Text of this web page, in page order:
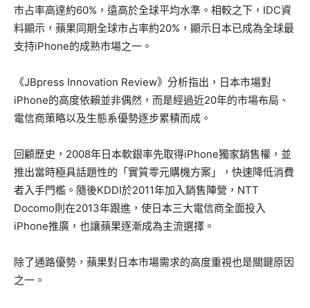
市占率高達約60%，遠高於全球平均水準。相較之下，IDC資
料顯示，蘋果同期全球市占率約20%，顯示日本已成為全球最
支持iPhone的成熟市場之一。
《JBpress Innovation Review》分析指出，日本市場對
iPhone的高度依賴並非偶然，而是經過近20年的市場布局、
電信商策略以及生態系優勢逐步累積而成。
回顧歷史，2008年日本軟銀率先取得iPhone獨家銷售權，並
推出當時極具話題性的「實質零元購機方案」，快速降低消費
者入手門檻。隨後KDDI於2011年加入銷售陣營，NTT
Docomo則在2013年跟進，使日本三大電信商全面投入
iPhone推廣，也讓蘋果逐漸成為主流選擇。
除了通路優勢，蘋果對日本市場需求的高度重視也是關鍵原因
之一。